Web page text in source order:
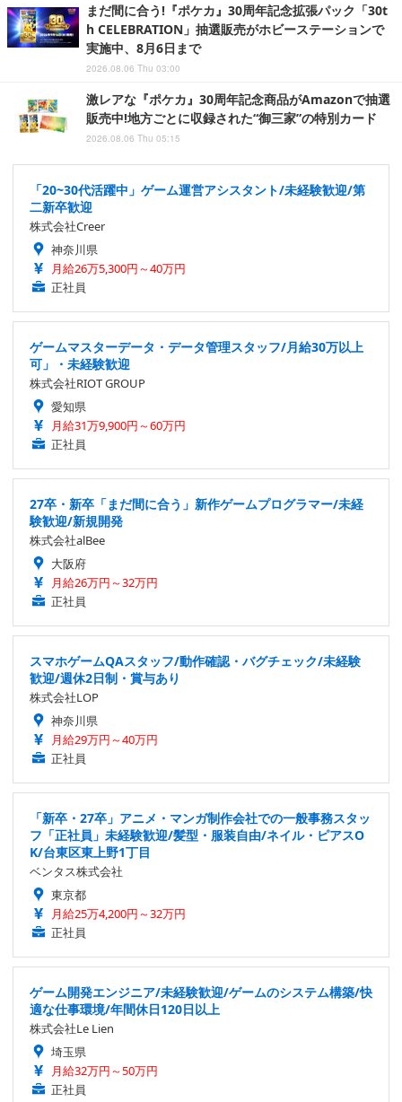
まだ間に合う!『ポケカ』30周年記念拡張パック「30t
h CELEBRATION」抽選販売がホビーステーションで
実施中、8月6日まで
2026.08.06 Thu 03:00
激レアな『ポケカ』30周年記念商品がAmazonで抽選
販売中!地方ごとに収録された“御三家”の特別カード
2026.08.06 Thu 05:15
「20~30代活躍中」ゲーム運営アシスタント/未経験歓迎/第
二新卒歓迎
株式会社Creer
神奈川県
月給26万5,300円～40万円
正社員
ゲームマスターデータ・データ管理スタッフ/月給30万以上
可」・未経験歓迎
株式会社RIOT GROUP
愛知県
月給31万9,900円～60万円
正社員
27卒・新卒「まだ間に合う」新作ゲームプログラマー/未経
験歓迎/新規開発
株式会社alBee
大阪府
月給26万円～32万円
正社員
スマホゲームQAスタッフ/動作確認・バグチェック/未経験
歓迎/週休2日制・賞与あり
株式会社LOP
神奈川県
月給29万円～40万円
正社員
「新卒・27卒」アニメ・マンガ制作会社での一般事務スタッ
フ「正社員」未経験歓迎/髪型・服装自由/ネイル・ピアスO
K/台東区東上野1丁目
ベンタス株式会社
東京都
月給25万4,200円～32万円
正社員
ゲーム開発エンジニア/未経験歓迎/ゲームのシステム構築/快
適な仕事環境/年間休日120日以上
株式会社Le Lien
埼玉県
月給32万円～50万円
正社員